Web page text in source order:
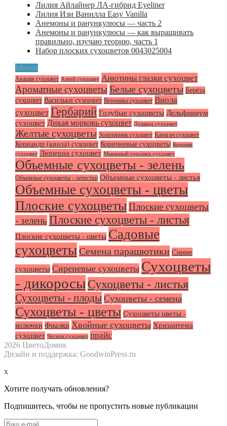
Лилия Айлайнер ЛА-гибрид Eyeliner
Лилия Изи Ванилла Easy Vanilla
Анемоны и ранункулюсы — часть 2
Анемоны и ранункулюсы — как выращивать
правильно, изучаю теорию, часть 1
Набор плоских сухоцветов 0043025004
Метки
Акация сухоцвет Алтей сухоцвет Анютины глазки сухоцвет
Ароматные сухоцветы Белые сухоцветы Берёза
сухоцвет Васильки сухоцвет Вероника сухоцвет Виола
сухоцвет Гербарий Голубые сухоцветы Дельфиниум
сухоцвет Дикая морковь сухоцвет Душица сухоцвет
Желтые сухоцветы Золотарник сухоцвет Карагач сухоцвет
Кориандр (кинза) сухоцвет Коричневые сухоцветы Коровяк
сухоцвет Люцерна сухоцвет Мышиный горошек сухоцвет
Объемные сухоцветы - зелень
Объемные сухоцветы - лепестки Объемные сухоцветы - листья
Объемные сухоцветы - цветы
Плоские сухоцветы Плоские сухоцветы
- зелень Плоские сухоцветы - листья
Плоские сухоцветы - цветы Садовые
сухоцветы Семена парашютики Синие
сухоцветы Сиреневые сухоцветы Сухоцветы
- дикоросы Сухоцветы - листья
Сухоцветы - плоды Сухоцветы - семена
Сухоцветы - цветы Сухоцветы цветы -
колючки Фиалки Хвойные сухоцветы Хризантема
сухоцвет Чеснок сухоцвет прайс
2026 ЦветоДомик
Дизайн и поддержка: GoodwinPress.ru
x
Хотите получать обновления?
Подпишитесь, чтобы не пропустить новые публикации